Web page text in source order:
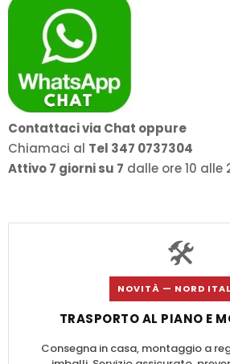
Contattaci via Chat oppure
Chiamaci al Tel 347 0737304
Attivo 7 giorni su 7 dalle ore 10 alle
🛠️
NOVITÀ — NORD
TRASPORTO AL PIANO E
Consegna in casa, montaggio a